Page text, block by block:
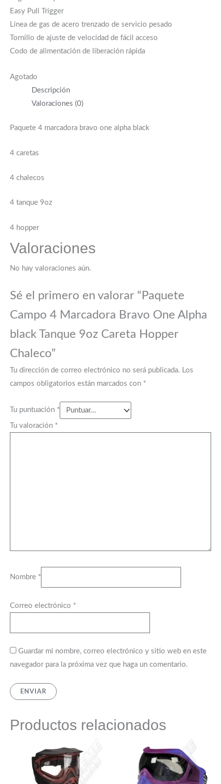
Easy Pull Trigger
Línea de gas de acero trenzado de servicio pesado
Tornillo de ajuste de velocidad de fácil acceso
Codo de alimentación de liberación rápida
Agotado
Descripción
Valoraciones (0)
Paquete 4 marcadora bravo one alpha black
4 caretas
4 chalecos
4 tanque 9oz
4 hopper
Valoraciones
No hay valoraciones aún.
Sé el primero en valorar “Paquete
Campo 4 Marcadora Bravo One Alpha
black Tanque 9oz Careta Hopper
Chaleco”
Tu dirección de correo electrónico no será publicada. Los
campos obligatorios están marcados con *
Tu puntuación *
Tu valoración *
Nombre *
Correo electrónico *
Guardar mi nombre, correo electrónico y sitio web en este
navegador para la próxima vez que haga un comentario.
Productos relacionados